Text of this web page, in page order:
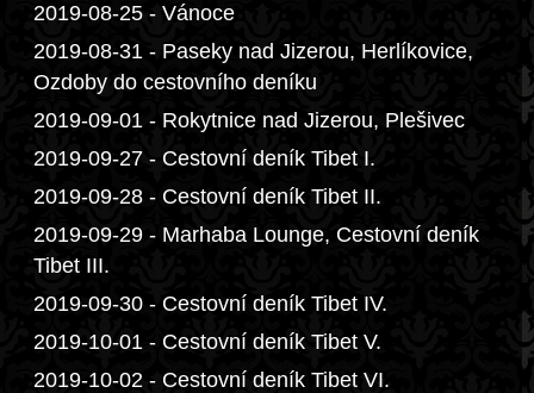
2019-08-25 - Vánoce
2019-08-31 - Paseky nad Jizerou, Herlíkovice,
Ozdoby do cestovního deníku
2019-09-01 - Rokytnice nad Jizerou, Plešivec
2019-09-27 - Cestovní deník Tibet I.
2019-09-28 - Cestovní deník Tibet II.
2019-09-29 - Marhaba Lounge, Cestovní deník
Tibet III.
2019-09-30 - Cestovní deník Tibet IV.
2019-10-01 - Cestovní deník Tibet V.
2019-10-02 - Cestovní deník Tibet VI.